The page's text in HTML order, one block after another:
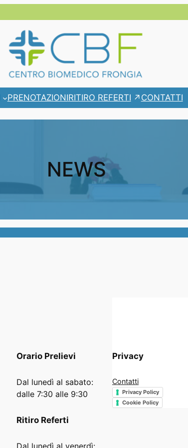
PRENOTAZIONIRITIRO REFERTI CONTATTI
NEWS
Orario Prelievi
Dal lunedì al sabato:
dalle 7:30 alle 9:30
Ritiro Referti
Privacy
Contatti
Privacy Policy
Cookie Policy